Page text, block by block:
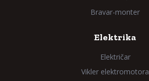
Bravar-monter
Elektrika
Električar
Vikler elektromotora